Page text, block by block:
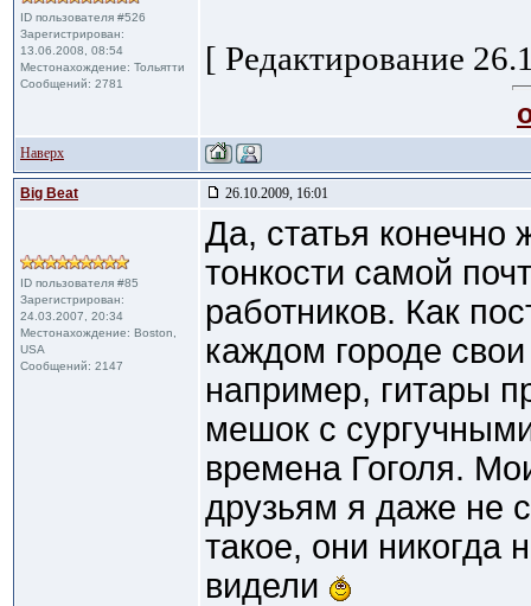
ID пользователя #526
Зарегистрирован:
13.06.2008, 08:54
Местонахождение: Тольятти
Сообщений: 2781
[ Редактирование
Наверх
Big Beat 26.10.2009, 16:01
ID пользователя #85
Зарегистрирован:
24.03.2007, 20:34
Местонахождение: Boston,
USA
Сообщений: 2147
Да, статья конечно
тонкости самой
работников. Как
каждом городе
например, гитары
мешок с
времена Гоголя.
друзьям я даже не
такое, они никогда
видели